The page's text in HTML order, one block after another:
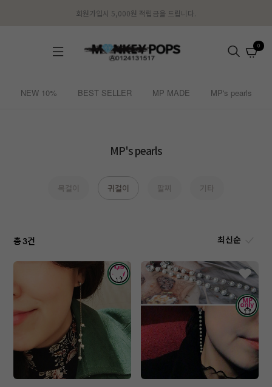
회원가입시 5,000원 적립금을 드립니다.
0
NEW 10% BEST SELLER MP MADE MP's pearls
MP's pearls
목걸이 귀걸이 팔찌 기타
총3건